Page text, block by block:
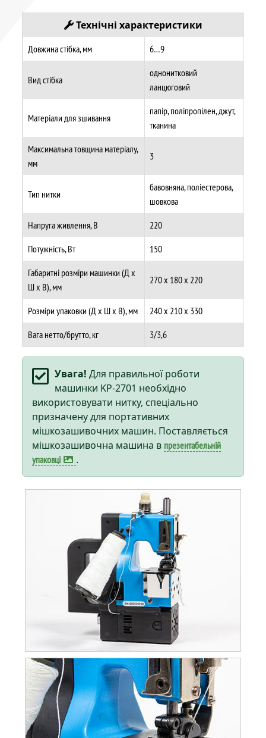
Технічні характеристики
Довжина стібка, мм 6…9
Вид стібка
однонитковий
ланцюговий
Матеріали для зшивання
папір, поліпропілен, джут,
тканина
Максимальна товщина матеріалу,
мм
3
Тип нитки
бавовняна, поліестерова,
шовкова
Напруга живлення, В
220
Потужність, Вт
150
Габаритні розміри машинки (Д х
Ш х В), мм
270 x 180 x 220
Розміри упаковки (Д х Ш х В), мм
240 x 210 x 330
Вага нетто/брутто, кг
3/3,6
Увага! Для правильної роботи
машинки KP-2701 необхідно
використовувати нитку, спеціально
призначену для портативних
мішкозашивочних машин. Поставляється
мішкозашивочна машина в презентабельній
упаковці
.